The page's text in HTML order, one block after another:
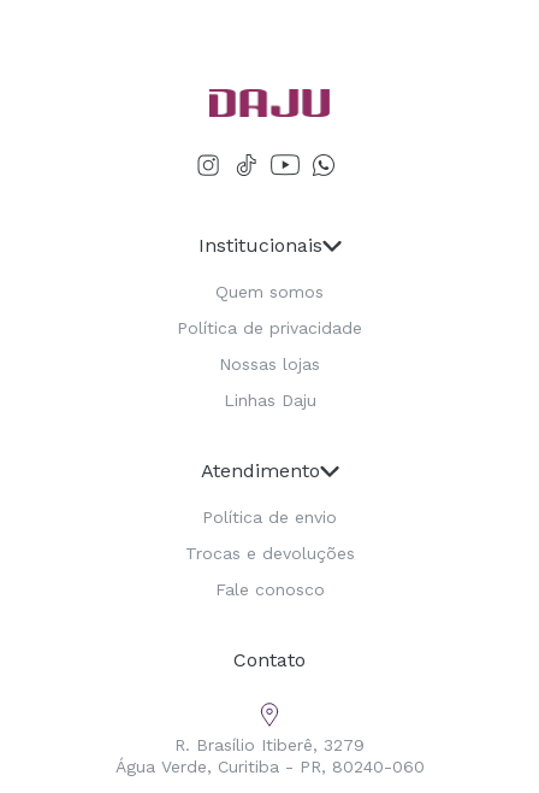
Institucionais
Quem somos
Política de privacidade
Nossas lojas
Linhas Daju
Atendimento
Política de envio
Trocas e devoluções
Fale conosco
Contato
R. Brasílio Itiberê, 3279
Água Verde, Curitiba - PR, 80240-060